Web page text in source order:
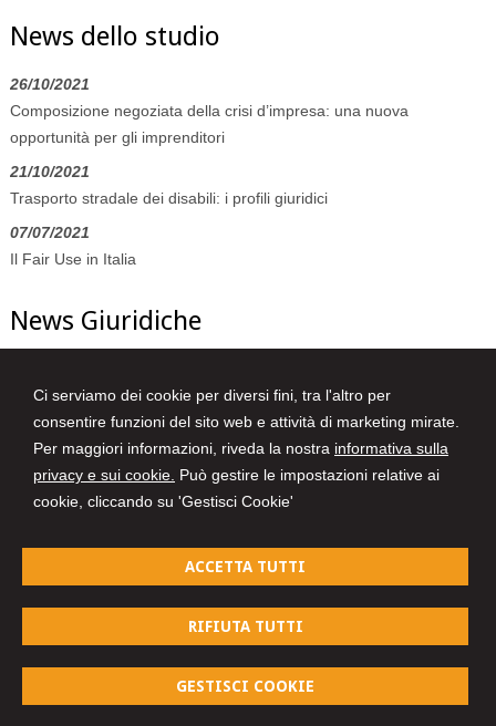
Ci serviamo dei cookie per diversi fini, tra l'altro per
consentire funzioni del sito web e attività di marketing mirate.
Per maggiori informazioni, riveda la nostra informativa sulla
privacy e sui cookie. Può gestire le impostazioni relative ai
cookie, cliccando su 'Gestisci Cookie'
ACCETTA TUTTI
RIFIUTA TUTTI
GESTISCI COOKIE
News dello studio
26/10/2021
Composizione negoziata della crisi d’impresa: una nuova
opportunità per gli imprenditori
21/10/2021
Trasporto stradale dei disabili: i profili giuridici
07/07/2021
Il Fair Use in Italia
News Giuridiche
Volo in ritardo o cancellato: la pronuncia del Giudice di Pace di
Venezia
07/08/2026
AI Act: ok definitivo ai decreti su governance e attività di polizia. Il
Cdm vara la riforma del sistema 231
07/08/2026
Patto di famiglia e riserva al donante di diritti particolari